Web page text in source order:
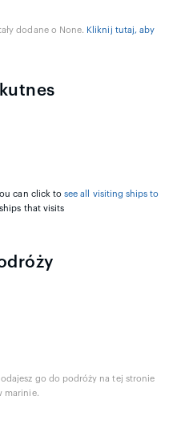
dodane o None. Kliknij tutaj, aby
can click tosee all visiting ships to
that visits
go do podróży na tej stronie
marinie.